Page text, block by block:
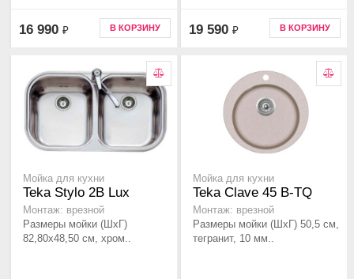
16 990 ₽ В КОРЗИНУ 19 590 ₽ В КОРЗИНУ
Мойка для кухни
Teka Stylo 2B Lux
Монтаж: врезной
Размеры мойки (ШхГ)
82,80х48,50 см, хром..
Мойка для кухни
Teka Clave 45 B-TQ
Монтаж: врезной
Размеры мойки (ШхГ) 50,5 см,
тегранит, 10 мм..